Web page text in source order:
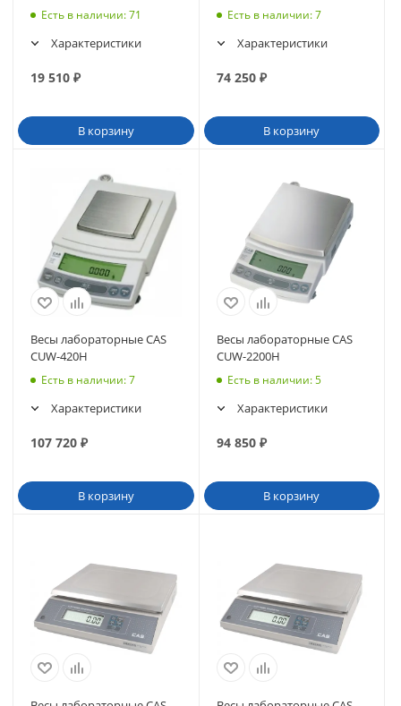
Есть в наличии: 71
Характеристики
19 510 ₽
В корзину
Есть в наличии: 7
Характеристики
74 250₽
В корзину
Весы лабораторные CAS
CUW-420H
Есть в наличии: 7
Характеристики
107 720 ₽
В корзину
Весы лабораторные CAS
CUW-2200H
Есть в наличии: 5
Характеристики
94 850₽
В корзину